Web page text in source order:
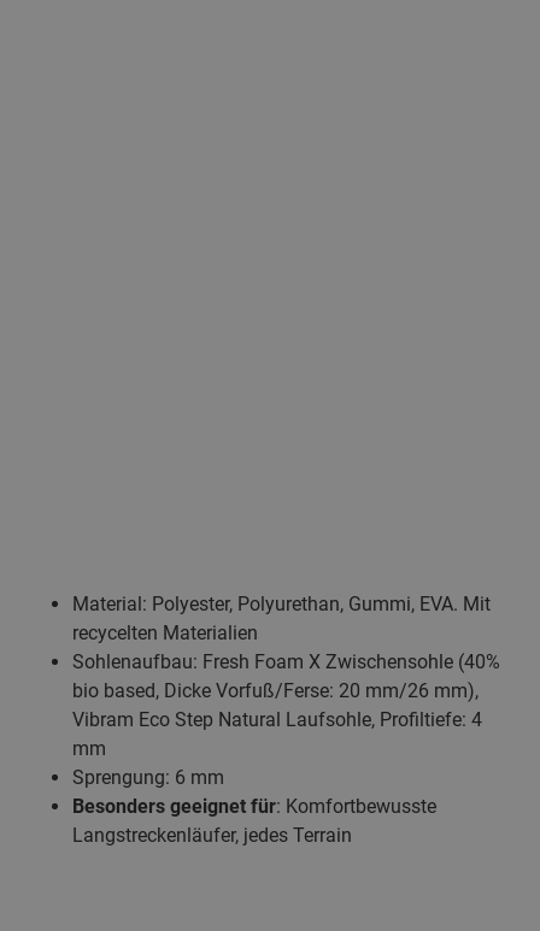
Material: Polyester, Polyurethan, Gummi, EVA. Mit
recycelten Materialien
Sohlenaufbau: Fresh Foam X Zwischensohle (40%
bio based, Dicke Vorfuß/Ferse: 20 mm/26 mm),
Vibram Eco Step Natural Laufsohle, Profiltiefe: 4
mm
Sprengung: 6 mm
Besonders geeignet für: Komfortbewusste
Langstreckenläufer, jedes Terrain